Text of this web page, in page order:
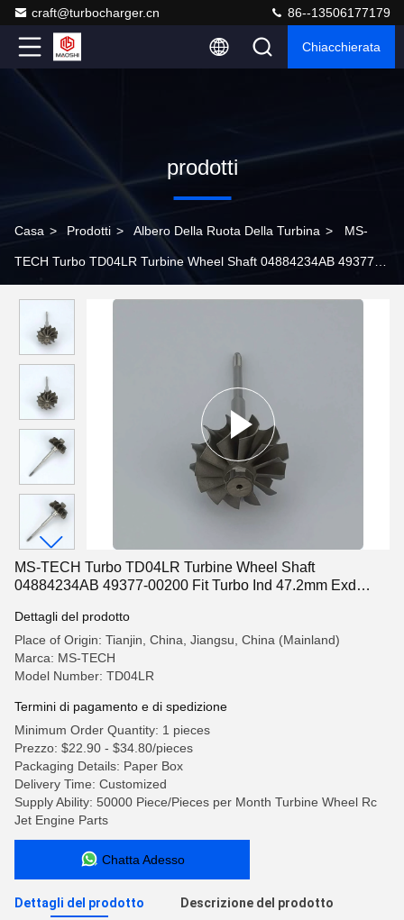
craft@turbocharger.cn 86--13506177179
Chiacchierata
prodotti
Casa > Prodotti > Albero Della Ruota Della Turbina > MS-
TECH Turbo TD04LR Turbine Wheel Shaft 04884234AB 49377-
MS-TECH Turbo TD04LR Turbine Wheel Shaft
04884234AB 49377-00200 Fit Turbo Ind 47.2mm Exd
Dettagli del prodotto
Place of Origin: Tianjin, China, Jiangsu, China (Mainland)
Marca: MS-TECH
Model Number: TD04LR
Termini di pagamento e di spedizione
Minimum Order Quantity: 1 pieces
Prezzo: $22.90 - $34.80/pieces
Packaging Details: Paper Box
Delivery Time: Customized
Supply Ability: 50000 Piece/Pieces per Month Turbine Wheel Rc
Jet Engine Parts
Chatta Adesso
Dettagli del prodotto Descrizione del prodotto